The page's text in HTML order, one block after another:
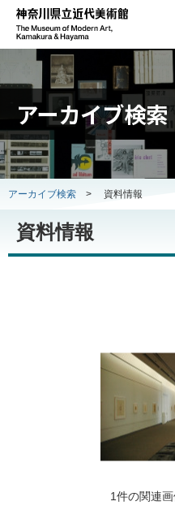
アーカイブ検索
アーカイブ検索 > 資料情報
資料情報
1件の関連画